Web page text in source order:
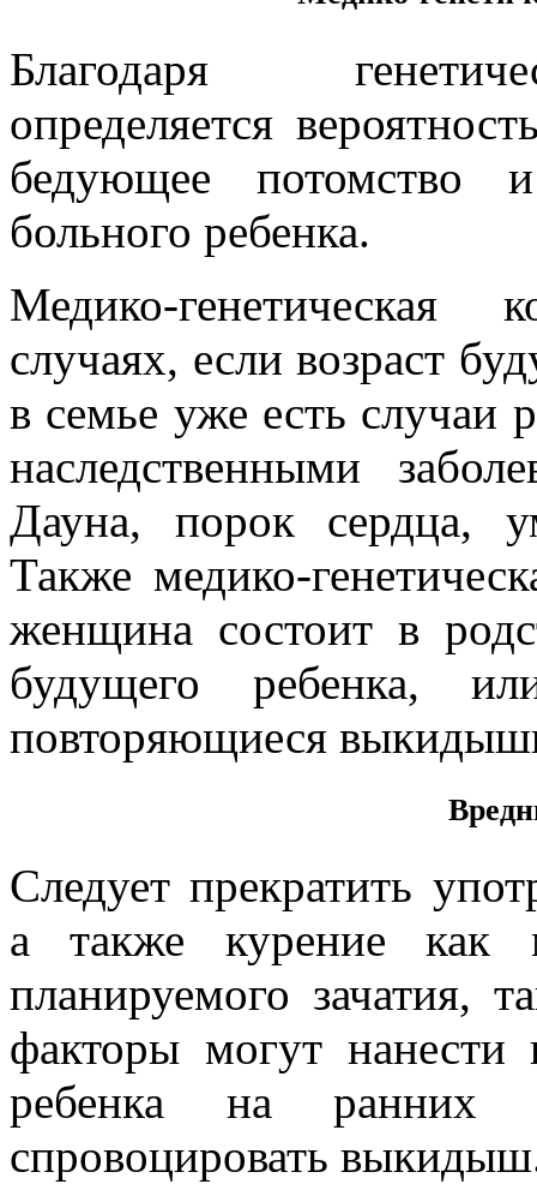
Благодаря
определяется
бедующее потомство
больного ребенка.
Медико-генетическая
случаях, если возраст
в семье уже есть случаи
наследственными
Дауна, порок сердца,
Также медико-
женщина состоит в
будущего ребенка,
повторяющиеся
Следует прекратить
а также курение
планируемого зачатия,
факторы могут
ребенка на ранних
спровоцировать